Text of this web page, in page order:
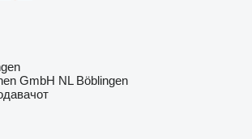
GmbH NL Böblingen